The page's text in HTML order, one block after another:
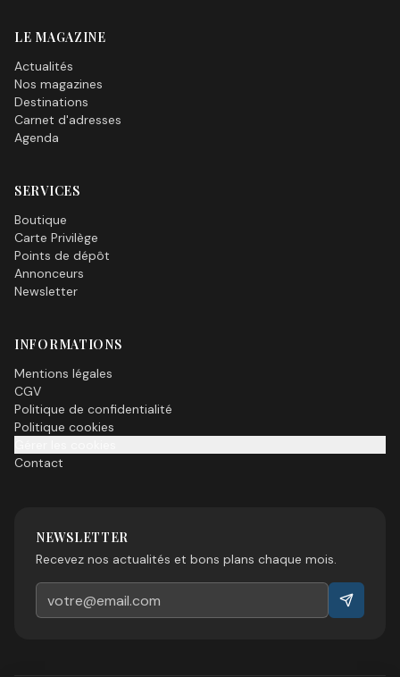
LE MAGAZINE
Actualités
Nos magazines
Destinations
Carnet d'adresses
Agenda
SERVICES
Boutique
Carte Privilège
Points de dépôt
Annonceurs
Newsletter
INFORMATIONS
Mentions légales
CGV
Politique de confidentialité
Politique cookies
Contact
NEWSLETTER
Recevez nos actualités et bons plans chaque mois.